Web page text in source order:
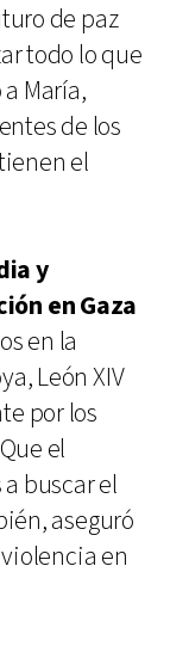
de paz
todo lo que
María,
de los
el
y
en Gaza
en la
León XIV
por los
el
buscar el
aseguró
en